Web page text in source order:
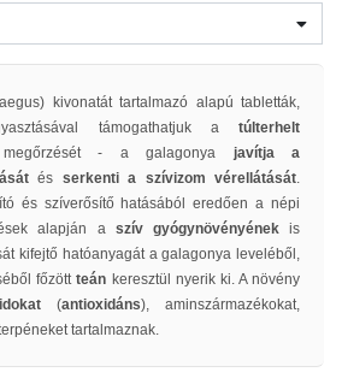
kivonatát tartalmazó alapú tabletták,
támogathatjuk a túlterhelt
megőrzését - a galagonya
javítja a
és serkenti a szívizom vérellátását.
és szíverősítő hatásából eredőena népi
alapján a szív gyógynövényénekis
kifejtő hatóanyagát a galagonya leveléből,
főzöttteán keresztül nyerik ki. A növény
(antioxidáns), aminszármazékokat,
tartalmaznak.